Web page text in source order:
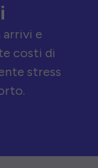
arrivi e
costi di
stress